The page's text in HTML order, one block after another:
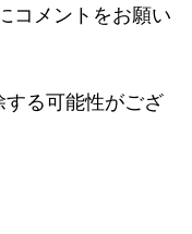
コメントをお願い
る可能性がござ